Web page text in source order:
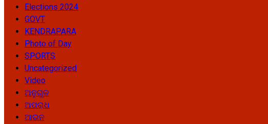
Elections 2024
GOVT
KENDRAPARA
Photo of Day
SPORTS
Uncategorized
Video
ଅନୁଗୁଳ
ଅପରାଧ
ଆଇନ